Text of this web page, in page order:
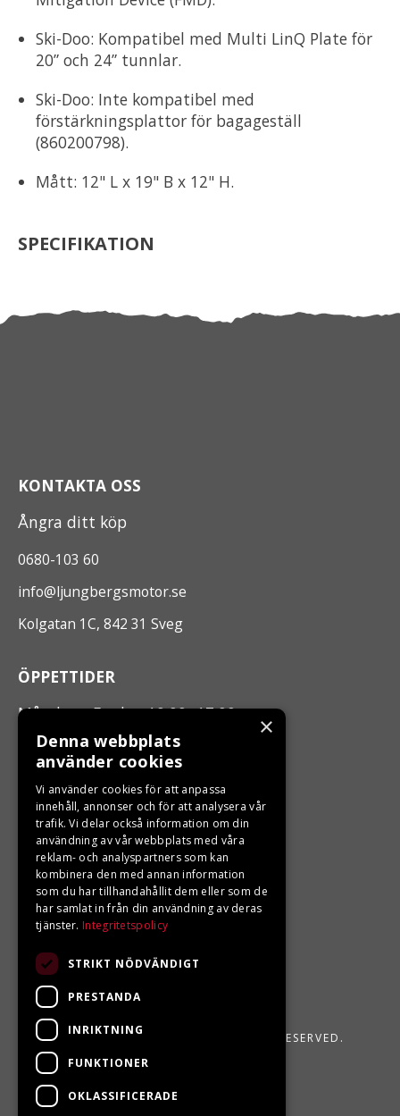
Ski-Doo: Kompatibel med Multi LinQ Plate för
20” och 24” tunnlar.
Ski-Doo: Inte kompatibel med
förstärkningsplattor för bagageställ
(860200798).
Mått: 12" L x 19" B x 12" H.
SPECIFIKATION
KONTAKTA OSS
Ångra ditt köp
0680-103 60
info@ljungbergsmotor.se
Kolgatan 1C, 842 31 Sveg
ÖPPETTIDER
Måndag - Fredag 10.00 -17.00
LJUNGBERGS MOTOR
Din BRP återförsäljare i Sveg!
LJUNGBERGS MOTOR 2026. ALL RIGHTS RESERVED.
POWERED BY EMPORI CMS
×
Denna webbplats
använder cookies
Vi använder cookies för att anpassa
innehåll, annonser och för att analysera vår
trafik. Vi delar också information om din
användning av vår webbplats med våra
reklam- och analyspartners som kan
kombinera den med annan information
som du har tillhandahållit dem eller som de
har samlat in från din användning av deras
tjänster. Integritetspolicy
STRIKT NÖDVÄNDIGT
PRESTANDA
INRIKTNING
FUNKTIONER
OKLASSIFICERADE